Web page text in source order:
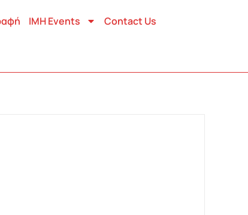
IMH Events Contact Us